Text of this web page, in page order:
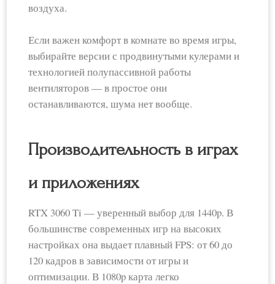
воздуха.
Если важен комфорт в комнате во время игры,
выбирайте версии с продвинутыми кулерами и
технологией полупассивной работы
вентиляторов — в простое они
останавливаются, шума нет вообще.
Производительность в играх
и приложениях
RTX 3060 Ti — уверенный выбор для 1440p. В
большинстве современных игр на высоких
настройках она выдает плавный FPS: от 60 до
120 кадров в зависимости от игры и
оптимизации. В 1080p карта легко